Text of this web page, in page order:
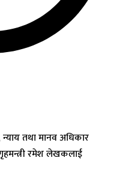
तथा मानव अधिकार
रमेश लेखकलाई